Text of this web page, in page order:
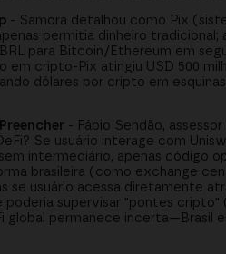
- Samora detalhou como Pix
permitia dinheiro
para Bitcoin/Ethereum em
em cripto-Pix atingiu USD 500
dólares por cripto em
- Fábio Sendão,
Se usuário interage com
intermediário, apenas código
brasileira (como exchange
se usuário acessa diretamente
poderia supervisar "pontes
global permanece incerta—Brasil